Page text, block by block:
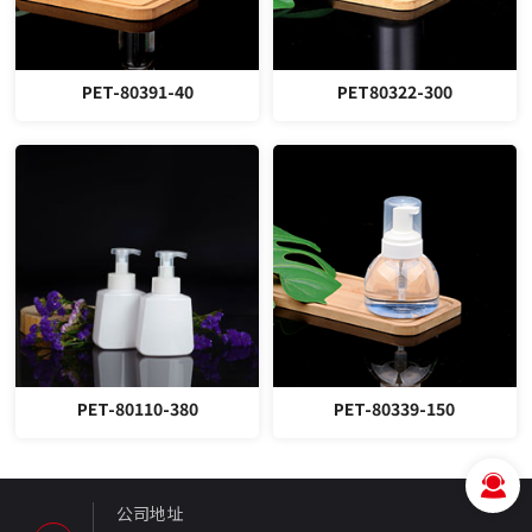
PET-80391-40 PET80322-300
PET-80110-380 PET-80339-150
公司地址